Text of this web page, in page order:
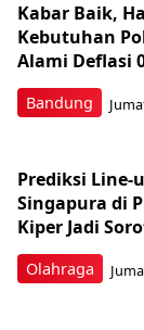
Bandung
Kabar Baik,
Kebutuhan
Alami Deflasi
Olahraga
Prediksi Line-
Singapura di
Kiper Jadi